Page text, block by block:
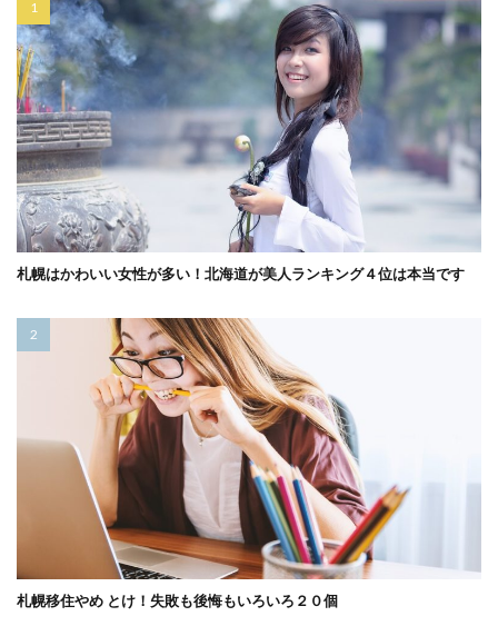
札幌はかわいい女性が多い！北海道が美人ランキング４位は本当です
札幌移住やめ とけ！失敗も後悔もいろいろ２０個